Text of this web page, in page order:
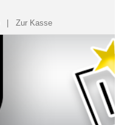
Zur Kasse